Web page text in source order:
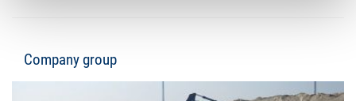
Company group